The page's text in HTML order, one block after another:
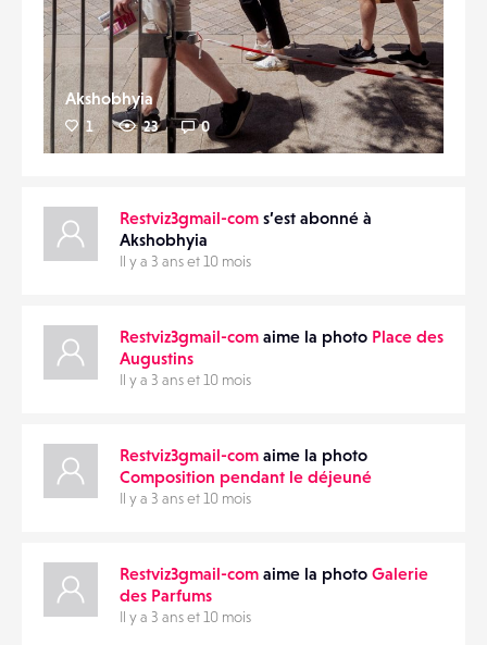
Akshobhyia
1 23 0
Restviz3gmail-com s’est abonné à
Akshobhyia
Il y a 3 ans et 10 mois
Restviz3gmail-com aime la photo Place des
Augustins
Il y a 3 ans et 10 mois
Restviz3gmail-com aime la photo
Composition pendant le déjeuné
Il y a 3 ans et 10 mois
Restviz3gmail-com aime la photo Galerie
des Parfums
Il y a 3 ans et 10 mois